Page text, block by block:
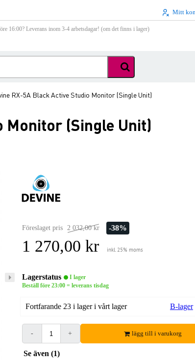
Mitt
16:00? Leverans inom 3-4 arbetsdagar! (om det finns i lager)
RX-5A Black Active Studio Monitor (Single Unit)
Monitor (Single Unit)
Föreslaget pris 2 032,00 kr -38%
1 270,00 kr inkl. 25% moms
Lagerstatus
I lager
Beställ före 23:00 = leverans tisdag
Fortfarande 23 i lager i vårt lager B-lager
- + lägg till i varukorg
Se även (1)